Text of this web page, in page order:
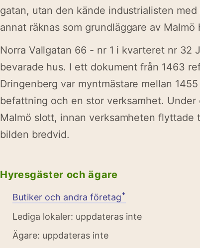
gatan, utan den kände industrialisten med
annat räknas som grundläggare av
Norra Vallgatan 66 - nr 1 i kvarteret nr 32
bevarade hus. I ett dokument från 1463
Dringenberg var myntmästare mellan
befattning och en stor verksamhet.
Malmö slott, innan verksamheten flyttade
bilden bredvid.
Hyresgäster och ägare
Butiker och andra företagꜜ
Lediga lokaler: uppdateras inte
Ägare: uppdateras inte